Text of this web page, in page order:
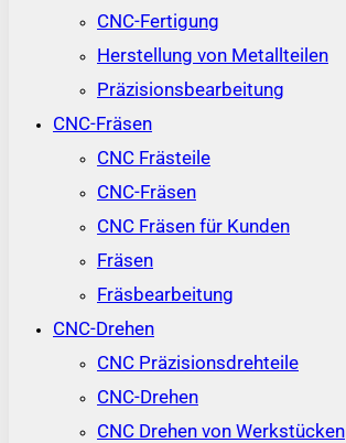
CNC-Fertigung
Herstellung von Metallteilen
Präzisionsbearbeitung
CNC-Fräsen
CNC Frästeile
CNC-Fräsen
CNC Fräsen für Kunden
Fräsen
Fräsbearbeitung
CNC-Drehen
CNC Präzisionsdrehteile
CNC-Drehen
CNC Drehen von Werkstücken